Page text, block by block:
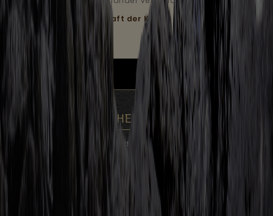
Gesellschaft der Kelten »
KELTISCHER SCHMUCK
Auf Kelten.de finden Sie handgefertigte keltischer Schmuck für
jeden Geldbeutel. Keltischer Schmuck aus unterschiedlichen
Materialien, bei uns können Sie Ihren Kelten Schmuck bequem
online kaufen.
Keltischer Schmuck »